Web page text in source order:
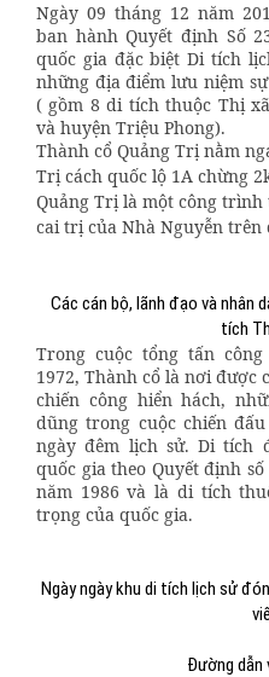
Ngày 09 tháng 12 năm
ban hành Quyết định Số
quốc gia đặc biệt Di tích
những địa điểm lưu niệm
( gồm 8 di tích thuộc Thị
và huyện Triệu Phong).
Thành cổ Quảng Trị nằm
Trị cách quốc lộ 1A chừng
Quảng Trị là một công
cai trị của Nhà Nguyễn trên
Các cán bộ, lãnh đạo và nhân
tích
Trong cuộc tổng tấn
1972, Thành cổ là nơi được
chiến công hiển hách,
dũng trong cuộc chiến
ngày đêm lịch sử. Di tích
quốc gia theo Quyết định
năm 1986 và là di tích
trọng của quốc gia.
Ngày ngày khu di tích lịch sử
Đường dẫn